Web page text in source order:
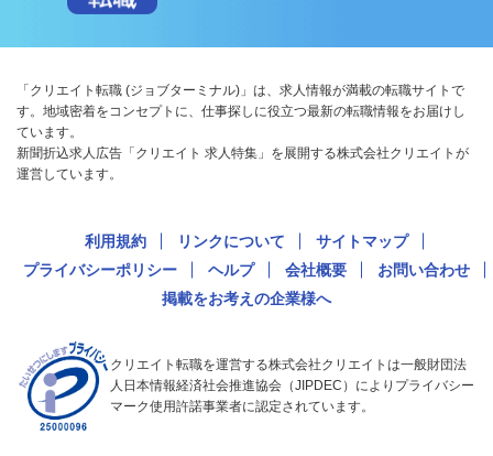
「クリエイト転職 (ジョブターミナル)」は、求人情報が満載の転職サイトで
す。地域密着をコンセプトに、仕事探しに役立つ最新の転職情報をお届けし
ています。
新聞折込求人広告「クリエイト 求人特集」を展開する株式会社クリエイトが
運営しています。
利用規約 リンクについて
サイトマップ
プライバシーポリシー
ヘルプ 会社概要
お問い合わせ
掲載をお考えの企業様へ
クリエイト転職を運営する株式会社クリエイトは一般財団法
人日本情報経済社会推進協会（JIPDEC）によりプライバシー
マーク使用許諾事業者に認定されています。